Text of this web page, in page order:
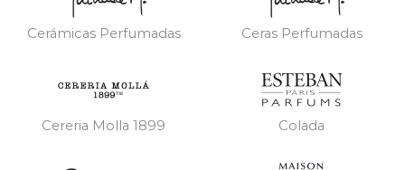
Cerámicas Perfumadas Ceras Perfumadas
Cereria Molla 1899 Colada